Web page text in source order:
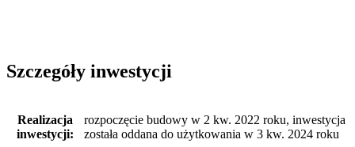
Szczegóły inwestycji
Realizacja
inwestycji:
rozpoczęcie budowy w 2 kw. 2022 roku, inwestycja
została oddana do użytkowania w 3 kw. 2024 roku